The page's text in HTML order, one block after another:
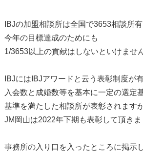
IBJの加盟相談所は全国で3653相談所
今年の目標達成のためにも
1/3653以上の貢献はしないといけませ
IBJには IBJアワードと云う表彰制度が有
入会数と成婚数等を基本に一定の選定
基準を満たした相談所が表彰されます
JM 岡山は2022年下期も表彰して頂きま
事務所の入り口を入ったところに掲示